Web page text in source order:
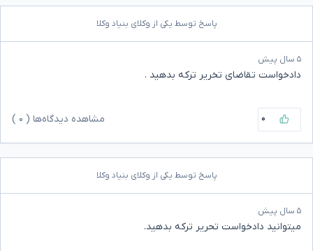
پاسخ توسط یکی از وکلای بنیاد وکلا
۵ سال پیش
دادخواست تقاضای تخریر ترکه بدهید .
۰ مشاهده دیدگاه‌ها ( ۰
پاسخ توسط یکی از وکلای بنیاد وکلا
۵ سال پیش
میتوانید دادخواست تحریر ترکه بدهید.